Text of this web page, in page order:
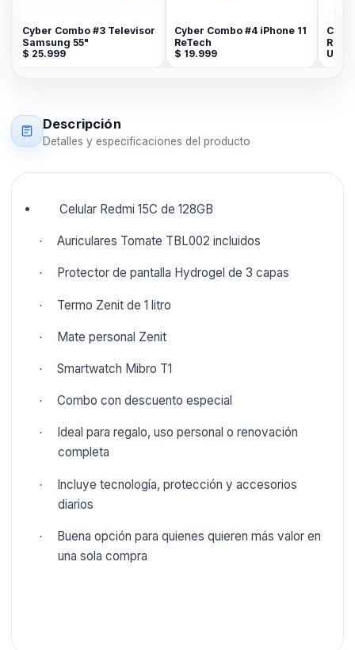
#3 Televisor
55"
Cyber Combo #4 iPhone 11
CELULAR LIBRE
RETECH 15 PLUS
Descripción
Detalles y especificaciones del producto
Celular Redmi 15C de 128GB
· Auriculares Tomate TBL002 incluidos
· Protector de pantalla Hydrogel de 3 capas
· Termo Zenit de 1 litro
· Mate personal Zenit
· Smartwatch Mibro T1
· Combo con descuento especial
·
Ideal para regalo, uso personal o renovación
completa
·
Incluye tecnología, protección y accesorios
diarios
·
Buena opción para quienes quieren más valor en
una sola compra